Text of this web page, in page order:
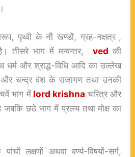
पृथ्वी के नौ खण्डों, ग्रह-नक्षत्र ,
तीसरे भाग में मन्वन्तर,ved की
धर्म और श्राद्ध-विधि आदि का उल्लेख
चन्द्र वंश के राजागण तथा उनकी
भाग में lord krishna चरित्र और
छठे भाग में प्रलय तथा मोक्ष का
लक्षणों अथवा वर्ण्य-विषयों-सर्ग,